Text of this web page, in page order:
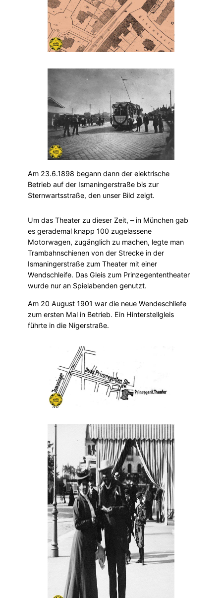
Am 23.6.1898 begann dann der elektrische
Betrieb auf der Ismaningerstraße bis zur
Sternwartsstraße, den unser Bild zeigt.
Um das Theater zu dieser Zeit, – in München gab
es gerademal knapp 100 zugelassene
Motorwagen, zugänglich zu machen, legte man
Trambahnschienen von der Strecke in der
Ismaningerstraße zum Theater mit einer
Wendschleife. Das Gleis zum Prinzegententheater
wurde nur an Spielabenden genutzt.
Am 20 August 1901 war die neue Wendeschliefe
zum ersten Mal in Betrieb. Ein Hinterstellgleis
führte in die Nigerstraße.